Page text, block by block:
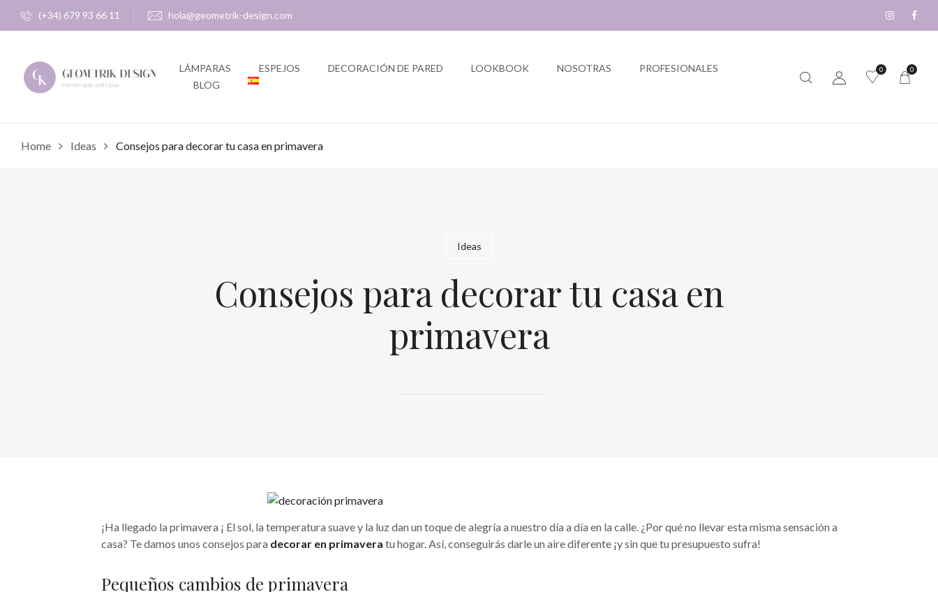
(+34) 679 93 66 11 hola@geometrik-design.com
LÁMPARAS ESPEJOS DECORACIÓN DE PARED LOOKBOOK NOSOTRAS
PROFESIONALES
BLOG
0 0
Home Ideas Consejos para decorar tu casa en primavera
Ideas
Consejos para decorar tu casa en
primavera
¡Ha llegado la primavera ¡ El sol, la temperatura suave y la luz dan un toque de alegría a nuestro día a día en la calle. ¿Por qué no llevar esta misma sensación a
casa? Te damos unos consejos para decorar en primavera tu hogar. Así, conseguirás darle un aire diferente ¡y sin que tu presupuesto sufra!
Pequeños cambios de primavera